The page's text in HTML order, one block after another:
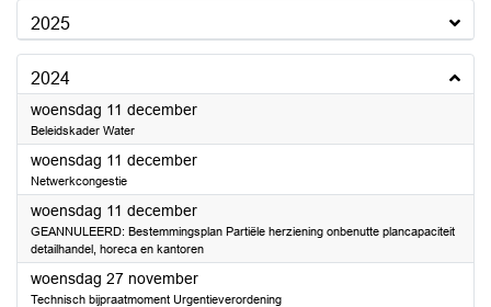
2025
2024
woensdag 11 december2024
Beleidskader Water
woensdag 11 december2024
Netwerkcongestie
woensdag 11 december2024
GEANNULEERD: Bestemmingsplan Partiële herziening onbenutte plancapaciteit
detailhandel, horeca en kantoren
woensdag 27 november2024
Technisch bijpraatmoment Urgentieverordening